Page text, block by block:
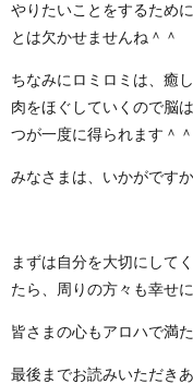
やりたいことをするために
とは欠かせませんね＾＾
ちなみにロミロミは、癒
肉をほぐしていくので脳
つが一度に得られます ＾＾
みなさまは、いかがです
まずは自分を大切にして
たら、周りの方々も幸せ
皆さまの心もアロハで満
最後までお読みいただき